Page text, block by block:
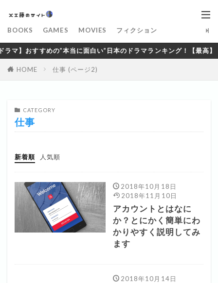
BOOKS GAMES MOVIES フィクション
】おすすめの”本当に面白い”日本のドラマランキング！【最高】
HOME 仕事 (ページ2)
CATEGORY
仕事
新着順 人気順
2018年10月18日
2018年11月10日
アカウントとはなに
か？とにかく簡単にわ
かりやすく説明してみ
ます
2018年10月14日